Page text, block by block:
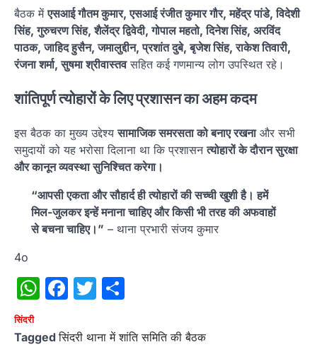
बैठक मेंएसआई गौतम कुमार, एसआई रंजीत कुमार गौर, महेंद्र पांडे, विदेशी
सिंह, गुरुचरण सिंह, शैलेंद्र द्विवेदी, गोपाल महतो, दिनेश सिंह, अरविंद
पाठक, जाहिद हुसैन, जमालुद्दीन, प्रशांत दुबे, बृजेश सिंह, राकेश तिवारी,
रंजना शर्मा, सुषमा श्रीवास्तवसहित कई गणमान्य लोग उपस्थित रहे।
शांतिपूर्ण त्योहारों के लिए प्रशासन का अहम कदम
इस बैठक का मुख्य उद्देश्यसामाजिक समरसता को बनाए रखनाऔर सभी
समुदायों को यह भरोसा दिलाना था कि प्रशासनत्योहारों के दौरान सुरक्षा
और कानून व्यवस्था सुनिश्चित करेगा।
“आपसी एकता और सौहार्द ही त्योहारों की सच्ची खुशी है। हमें
मिल-जुलकर इन्हें मनाना चाहिए और किसी भी तरह की अफवाहों
से बचना चाहिए।” – थाना प्रभारी संजय कुमार
4o
WhatsApp
Facebook
Twitter
सिंदरी
Taggedसिंदरी थाना में शांति समिति की बैठक